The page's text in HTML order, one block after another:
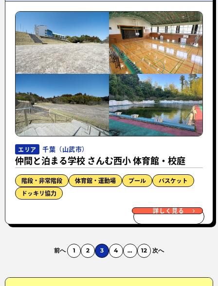
エリア 千葉（山武市）
仲間と泊まる学校 さんむ西小 体育館・校庭
階段・非常階段 体育館・運動場 プール バスケット
ドッキリ協力
詳しく見る
前へ 1 2 3 4 … 12 次へ